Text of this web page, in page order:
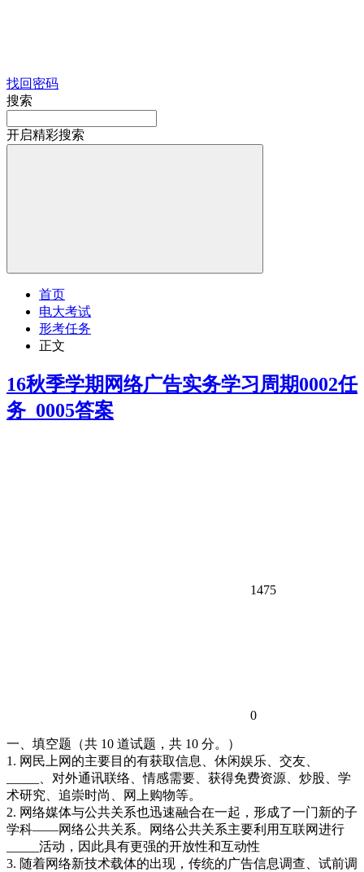
找回密码
搜索
开启精彩搜索
首页
电大考试
形考任务
正文
16秋季学期网络广告实务学习周期0002任
务_0005答案
1475
0
一、填空题（共 10 道试题，共 10 分。）
1. 网民上网的主要目的有获取信息、休闲娱乐、交友、
_____、对外通讯联络、情感需要、获得免费资源、炒股、学
术研究、追崇时尚、网上购物等。
2. 网络媒体与公共关系也迅速融合在一起，形成了一门新的子
学科——网络公共关系。网络公共关系主要利用互联网进行
_____活动，因此具有更强的开放性和互动性
3. 随着网络新技术载体的出现，传统的广告信息调查、试前调